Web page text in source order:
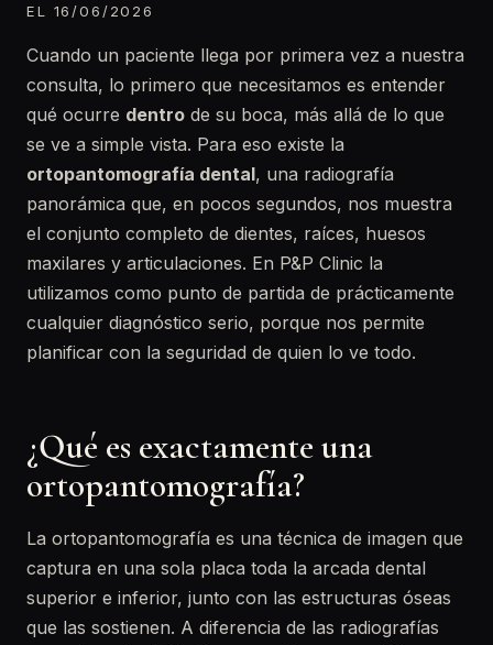
EL 16/06/2026
Cuando un paciente llega por primera vez a nuestra
consulta, lo primero que necesitamos es entender
qué ocurre dentro de su boca, más allá de lo que
se ve a simple vista. Para eso existe la
ortopantomografía dental, una radiografía
panorámica que, en pocos segundos, nos muestra
el conjunto completo de dientes, raíces, huesos
maxilares y articulaciones. En P&P Clinic la
utilizamos como punto de partida de prácticamente
cualquier diagnóstico serio, porque nos permite
planificar con la seguridad de quien lo ve todo.
¿Qué es exactamente una
ortopantomografía?
La ortopantomografía es una técnica de imagen que
captura en una sola placa toda la arcada dental
superior e inferior, junto con las estructuras óseas
que las sostienen. A diferencia de las radiografías